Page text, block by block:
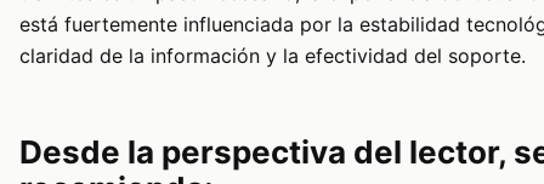
está fuertemente influenciada por la estabilidad
claridad de la información y la efectividad del soporte.
Desde la perspectiva del lector,